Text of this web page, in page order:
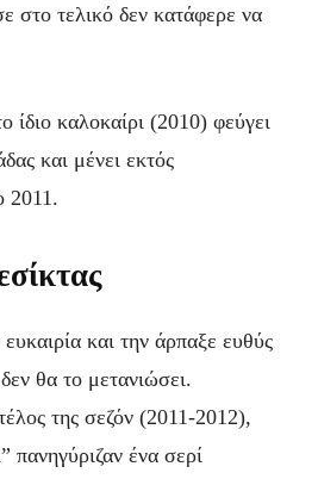
στο τελικό δεν κατάφερε να
ίδιο καλοκαίρι (2010) φεύγει
και μένει εκτός
2011.
και την άρπαξε ευθύς
θα το μετανιώσει.
της σεζόν (2011-2012),
πανηγύριζαν ένα σερί